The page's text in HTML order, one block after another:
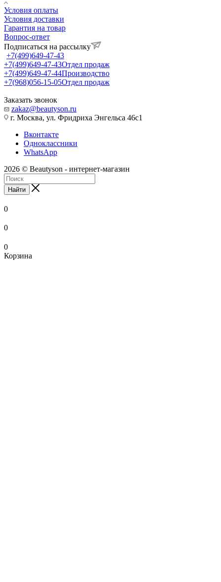
Условия оплаты
Условия доставки
Гарантия на товар
Вопрос-ответ
Подписаться на рассылку
+7(499)649-47-43
+7(499)649-47-43Отдел продаж
+7(499)649-47-44Производство
+7(968)056-15-05Отдел продаж
Заказать звонок
zakaz@beautyson.ru
г. Москва, ул. Фридриха Энгельса 46с1
Вконтакте
Одноклассники
WhatsApp
2026 © Beautyson - интернет-магазин
Найти
0
0
0
Корзина